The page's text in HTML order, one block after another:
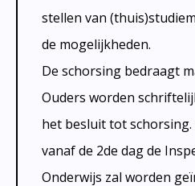
stellen van
de mogelijkheden.
De schorsing bedraagt
Ouders worden
het besluit tot
vanaf de 2de dag de
Onderwijs zal worden